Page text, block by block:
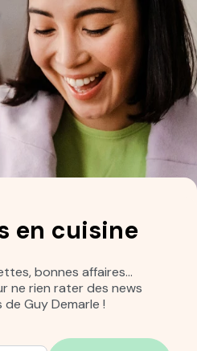
en cuisine
bonnes affaires…
ne rien rater des news
Guy Demarle !